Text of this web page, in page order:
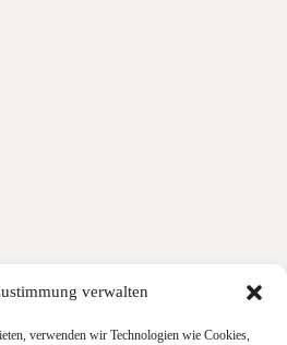
verwalten
verwenden wir Technologien wie Cookies,